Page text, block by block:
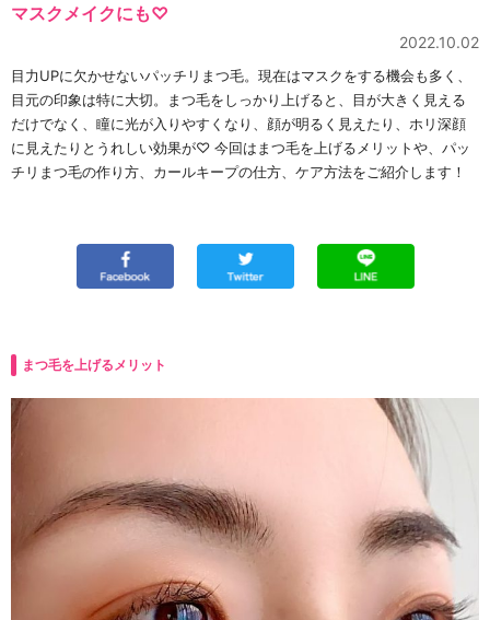
マスクメイクにも♡
2022.10.02
目力UPに欠かせないパッチリまつ毛。現在はマスクをする機会も多く、
目元の印象は特に大切。まつ毛をしっかり上げると、目が大きく見える
だけでなく、瞳に光が入りやすくなり、顔が明るく見えたり、ホリ深顔
に見えたりとうれしい効果が♡ 今回はまつ毛を上げるメリットや、パッ
チリまつ毛の作り方、カールキープの仕方、ケア方法をご紹介します！
まつ毛を上げるメリット